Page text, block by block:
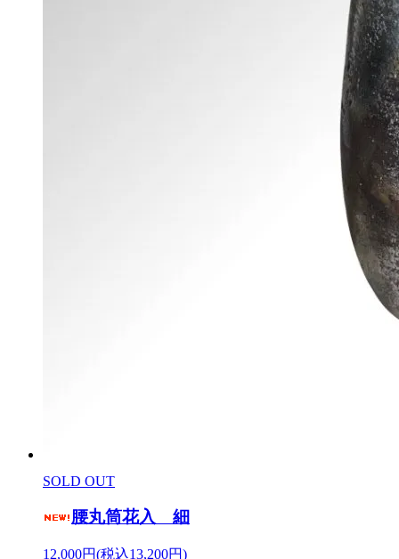
SOLD OUT
腰丸筒花入 細
12,000円(税込13,200円)